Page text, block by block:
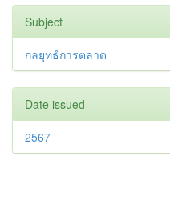
Subject
กลยุทธ์การตลาด
Date issued
2567